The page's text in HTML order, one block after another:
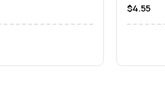
Ceta Form kalitesiyle üretilmiş
16x17 mm uzun tip anahtarı
$4.55